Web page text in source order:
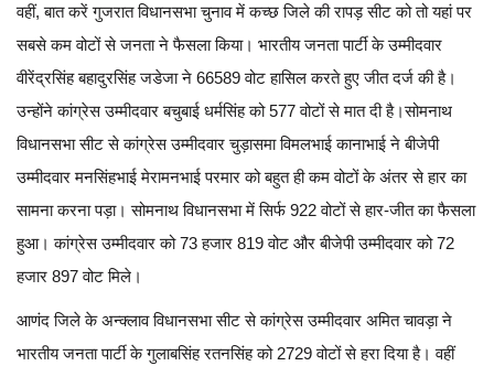
वहीं, बात करें गुजरात विधानसभा चुनाव में कच्छ जिले की रापड़ सीट को तो यहां पर
सबसे कम वोटों से जनता ने फैसला किया। भारतीय जनता पार्टी के उम्मीदवार
वीरेंद्रसिंह बहादुरसिंह जडेजा ने 66589 वोट हासिल करते हुए जीत दर्ज की है।
उन्होंने कांग्रेस उम्मीदवार बचुबाई धर्मसिंह को 577 वोटों से मात दी है।सोमनाथ
विधानसभा सीट से कांग्रेस उम्मीदवार चुड़ासमा विमलभाई कानाभाई ने बीजेपी
उम्मीदवार मनसिंहभाई मेरामनभाई परमार को बहुत ही कम वोटों के अंतर से हार का
सामना करना पड़ा। सोमनाथ विधानसभा में सिर्फ 922 वोटों से हार-जीत का फैसला
हुआ। कांग्रेस उम्मीदवार को 73 हजार 819 वोट और बीजेपी उम्मीदवार को 72
हजार 897 वोट मिले।
आणंद जिले के अन्क्लाव विधानसभा सीट से कांग्रेस उम्मीदवार अमित चावड़ा ने
भारतीय जनता पार्टी के गुलाबसिंह रतनसिंह को 2729 वोटों से हरा दिया है। वहीं